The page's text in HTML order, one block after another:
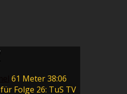
61 Meter38:06
für Folge 26: TuS TV